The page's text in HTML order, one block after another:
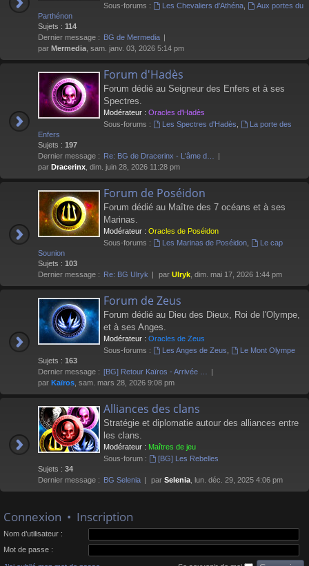
Sous-forums :
Les Chevaliers d'Athéna,
Aux portes du
Parthénon
Sujets : 114
Dernier message : BG de Mermedia
par Mermedia , sam. janv. 03, 2026 5:14 pm
Forum d'Hadès
Forum dédié au Seigneur des Enfers et à ses
Spectres.
Modérateur : Oracles d'Hadès
Sous-forums :
Les Spectres d'Hadès
La porte des
Enfers
Sujets : 197
Dernier message : Re: BG de Dracerinx - L'âme d…
par Dracerinx , dim. juin 28, 2026 11:28 pm
Forum de Poséidon
Forum dédié au Maître des 7 océans et à ses
Marinas.
Modérateur : Oracles de Poséidon
Sous-forums :
Les Marinas de Poséidon,
Le cap
Sounion
Sujets : 103
Dernier message : Re: BG Ulryk par Ulryk , dim. mai 17, 2026 1:44 pm
Forum de Zeus
Forum dédié au Dieu des Dieux, Roi de l'Olympe,
et à ses Anges.
Modérateur : Oracles de Zeus
Sous-forums :
Les Anges de Zeus
Le Mont Olympe
Sujets : 163
Dernier message : [BG] Retour Kaïros - Arrivée …
par Kaïros , sam. mars 28, 2026 9:08 pm
Alliances des clans
Stratégie et diplomatie autour des alliances entre
les clans.
Modérateur : Maîtres de jeu
Sous-forum :
[BG] Les Rebelles
Sujets : 34
Dernier message : BG Selenia par Selenia , lun. déc. 29, 2025 4:06 pm
Connexion • Inscription
Nom d’utilisateur :
Mot de passe :